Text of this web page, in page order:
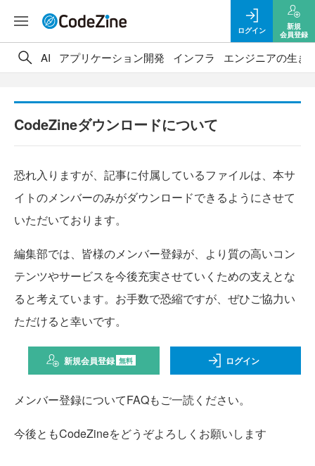
ログイン
新規
会員登録
AI アプリケーション開発 インフラ エンジニアの生き
CodeZineダウンロードについて
恐れ入りますが、記事に付属しているファイルは、本サ
イトのメンバーのみがダウンロードできるようにさせて
いただいております。
編集部では、皆様のメンバー登録が、より質の高いコン
テンツやサービスを今後充実させていくための支えとな
ると考えています。お手数で恐縮ですが、ぜひご協力い
ただけると幸いです。
新規会員登録 無料 ログイン
メンバー登録についてFAQもご一読ください。
今後ともCodeZineをどうぞよろしくお願いします